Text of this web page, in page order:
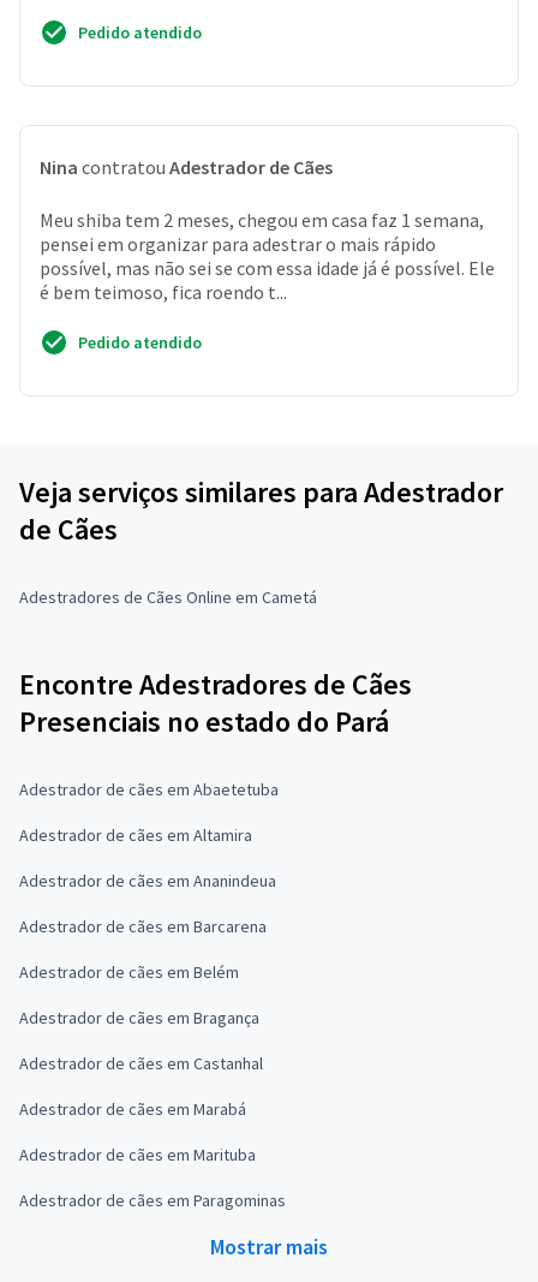
Pedido atendido
Nina contratou Adestrador de Cães
Meu shiba tem 2 meses, chegou em casa faz 1 semana,
pensei em organizar para adestrar o mais rápido
possível, mas não sei se com essa idade já é possível. Ele
é bem teimoso, fica roendo t...
Pedido atendido
Veja serviços similares para Adestrador
de Cães
Adestradores de Cães Online em Cametá
Encontre Adestradores de Cães
Presenciais no estado do Pará
Adestrador de cães em Abaetetuba
Adestrador de cães em Altamira
Adestrador de cães em Ananindeua
Adestrador de cães em Barcarena
Adestrador de cães em Belém
Adestrador de cães em Bragança
Adestrador de cães em Castanhal
Adestrador de cães em Marabá
Adestrador de cães em Marituba
Adestrador de cães em Paragominas
Mostrar mais